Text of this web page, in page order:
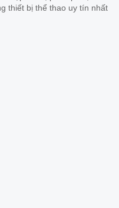
thiết bị thể thao uy tín nhất